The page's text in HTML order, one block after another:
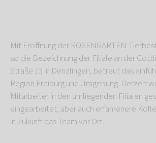
Mit Eröffnung der ROSENGARTEN-
so die Bezeichnung der Filiale an der
Straße 13 in Denzlingen, betreut das
Region Freiburg und Umgebung. Derzeit
Mitarbeiter in den umliegenden Filialen
eingearbeitet, aber auch erfahrenere
in Zukunft das Team vor Ort.